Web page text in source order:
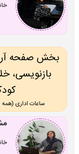
بخش صفحه
بازنویسی،
ساعات اداری (همه روزه 8 صبح تا 6 عصر، پنج